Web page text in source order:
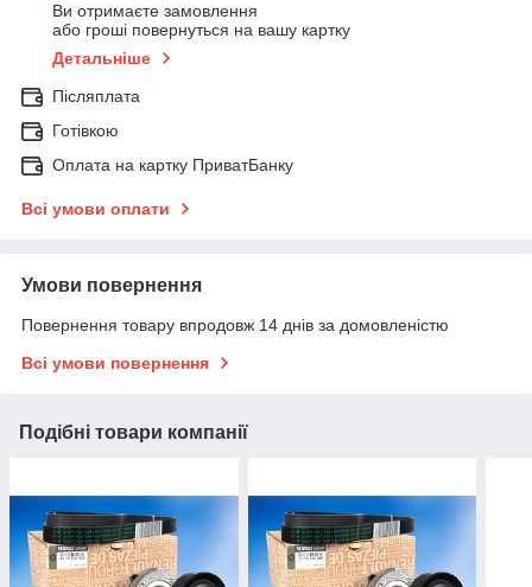
Ви отримаєте замовлення
або гроші повернуться на вашу картку
Детальніше
Післяплата
Готівкою
Оплата на картку ПриватБанку
Всі умови оплати
Умови повернення
Повернення товару впродовж 14 днів за домовленістю
Всі умови повернення
Подібні товари компанії